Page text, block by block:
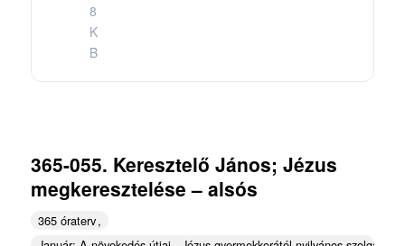
8
K
B
365-055. Keresztelő János; Jézus
megkeresztelése – alsós
365 óraterv